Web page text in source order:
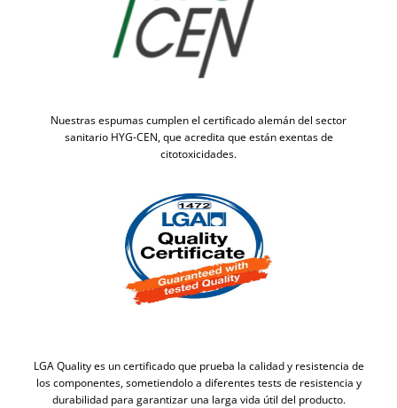
Nuestras espumas cumplen el certificado alemán del sector
sanitario HYG-CEN, que acredita que están exentas de
citotoxicidades.
LGA Quality es un certificado que prueba la calidad y resistencia de
los componentes, sometiendolo a diferentes tests de resistencia y
durabilidad para garantizar una larga vida útil del producto.